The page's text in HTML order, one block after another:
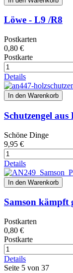
Löwe - L9 /R8
Postkarten
0,80 €
Postkarte
Details
In den Warenkorb
Schutzengel aus
Schöne Dinge
9,95 €
Details
In den Warenkorb
Samson kämpft
Postkarten
0,80 €
Postkarte
Details
Seite 5 von 37